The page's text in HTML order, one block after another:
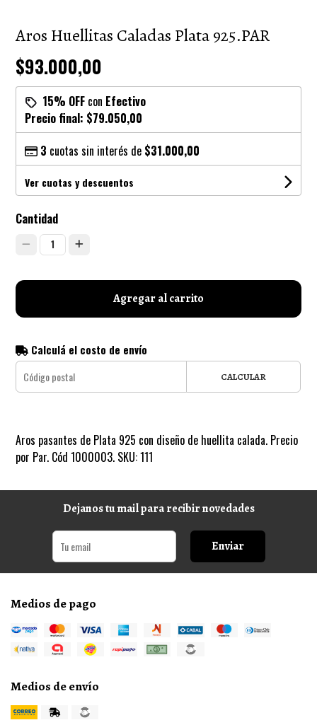
Aros Huellitas Caladas Plata 925.PAR
$93.000,00
15% OFF con Efectivo
Precio final: $79.050,00
3 cuotas sin interés de $31.000,00
Ver cuotas y descuentos
Cantidad
1
Agregar al carrito
Calculá el costo de envío
CALCULAR
Aros pasantes de Plata 925 con diseño de huellita calada. Precio
por Par. Cód 1000003. SKU: 111
Dejanos tu mail para recibir novedades
Enviar
Medios de pago
Medios de envío